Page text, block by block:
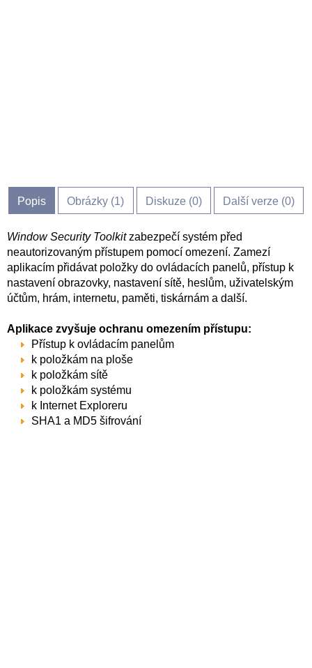
Popis Obrázky (1) Diskuze (0) Další verze (0)
Window Security Toolkitzabezpečí systém před
neautorizovaným přístupem pomocí omezení. Zamezí
aplikacím přidávat položky do ovládacích panelů, přístup k
nastavení obrazovky, nastavení sítě, heslům, uživatelským
účtům, hrám, internetu, paměti, tiskárnám a další.
Aplikace zvyšuje ochranu omezením přístupu:
Přístup k ovládacím panelům
k položkám na ploše
k položkám sítě
k položkám systému
k Internet Exploreru
SHA1 a MD5 šifrování